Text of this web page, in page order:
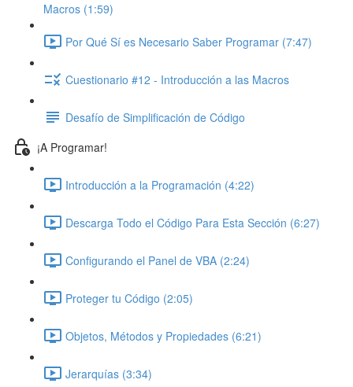
Macros (1:59)
Por Qué Sí es Necesario Saber Programar (7:47)
Cuestionario #12 - Introducción a las Macros
Desafío de Simplificación de Código
¡A Programar!
Introducción a la Programación (4:22)
Descarga Todo el Código Para Esta Sección (6:27)
Configurando el Panel de VBA (2:24)
Proteger tu Código (2:05)
Objetos, Métodos y Propiedades (6:21)
Jerarquías (3:34)